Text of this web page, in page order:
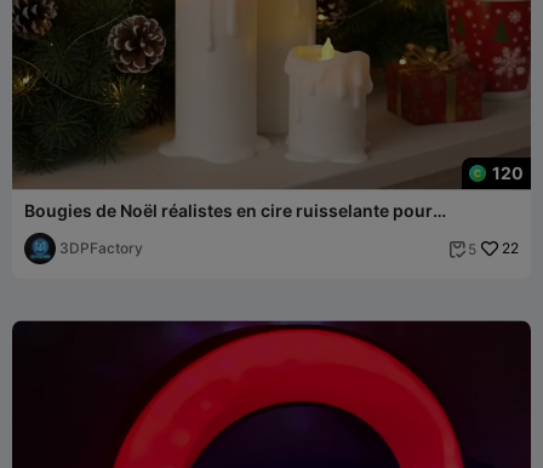
120
Bougies de Noël réalistes en cire ruisselante pour
veilleuses LED
3DPFactory  5 22